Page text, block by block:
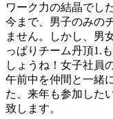
ワーク力の結晶でし
今まで、男子のみの
ません。しかし、男
っぱりチーム丹頂1.
しょうね！女子社員
午前中を仲間と一緒
た、来年も参加した
致します。